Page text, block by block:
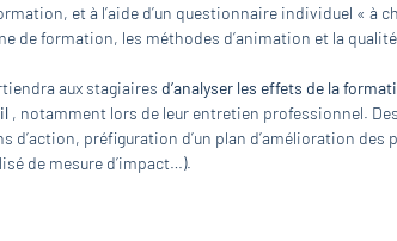
et à l’aide d’un questionnaire individuel « à
de formation, les méthodes d’animation et la
aux stagiaires d’analyser les effets de la
, notamment lors de leur entretien professionnel.
d’action, préfiguration d’un plan d’amélioration
de mesure d’impact…).